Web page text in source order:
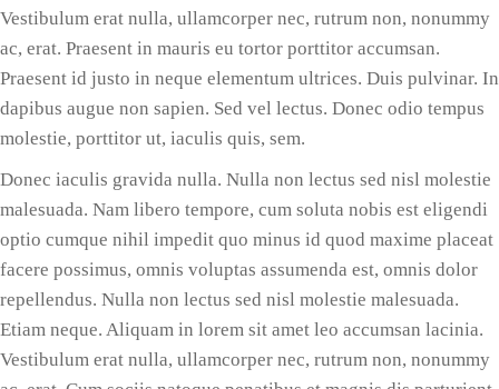
Vestibulum erat nulla, ullamcorper nec, rutrum non, nonummy
ac, erat. Praesent in mauris eu tortor porttitor accumsan.
Praesent id justo in neque elementum ultrices. Duis pulvinar. In
dapibus augue non sapien. Sed vel lectus. Donec odio tempus
molestie, porttitor ut, iaculis quis, sem.
Donec iaculis gravida nulla. Nulla non lectus sed nisl molestie
malesuada. Nam libero tempore, cum soluta nobis est eligendi
optio cumque nihil impedit quo minus id quod maxime placeat
facere possimus, omnis voluptas assumenda est, omnis dolor
repellendus. Nulla non lectus sed nisl molestie malesuada.
Etiam neque. Aliquam in lorem sit amet leo accumsan lacinia.
Vestibulum erat nulla, ullamcorper nec, rutrum non, nonummy